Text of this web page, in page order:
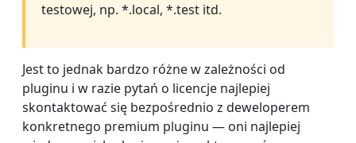
testowej, np. *.local, *.test itd.
Jest to jednak bardzo różne w zależności od
pluginu i w razie pytań o licencje najlepiej
skontaktować się bezpośrednio z deweloperem
konkretnego premium pluginu — oni najlepiej